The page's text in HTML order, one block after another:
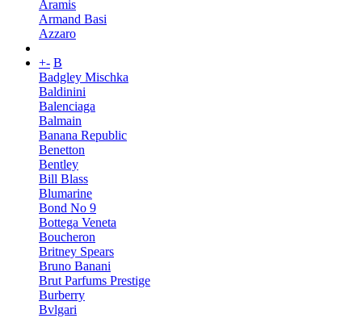
Aramis
Armand Basi
Azzaro
+- B
Badgley Mischka
Baldinini
Balenciaga
Balmain
Banana Republic
Benetton
Bentley
Bill Blass
Blumarine
Bond No 9
Bottega Veneta
Boucheron
Britney Spears
Bruno Banani
Brut Parfums Prestige
Burberry
Bvlgari